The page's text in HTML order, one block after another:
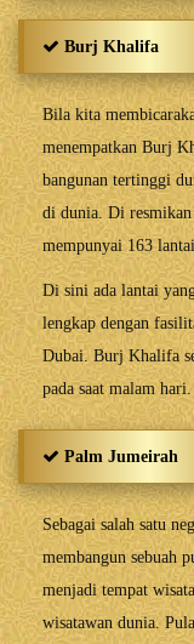
Burj Khalifa
Bila kita
menempatkan Burj
bangunan tertinggi
di dunia. Di
mempunyai 163
Di sini ada lantai
lengkap dengan
Dubai. Burj Khalifa
pada saat malam hari.
Palm Jumeirah
Sebagai salah satu
membangun sebuah
menjadi tempat
wisatawan dunia.